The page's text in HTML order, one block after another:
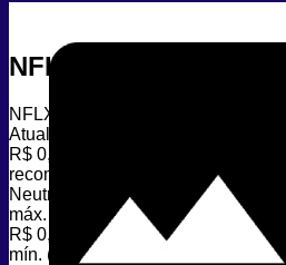
NFLX34
NFLX34
Atualizado em 06/08/2026 às 10h42
R$ 0,00
recomendação
Neutro
máx. (dia)
R$ 0,00
mín. (dia)